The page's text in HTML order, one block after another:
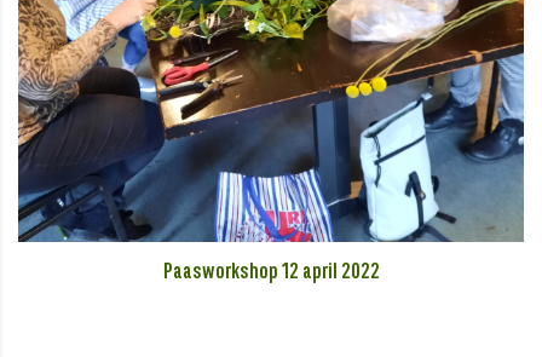
Paasworkshop 12 april 2022